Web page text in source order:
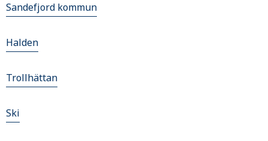
Sandefjord kommun
Halden
Trollhättan
Ski